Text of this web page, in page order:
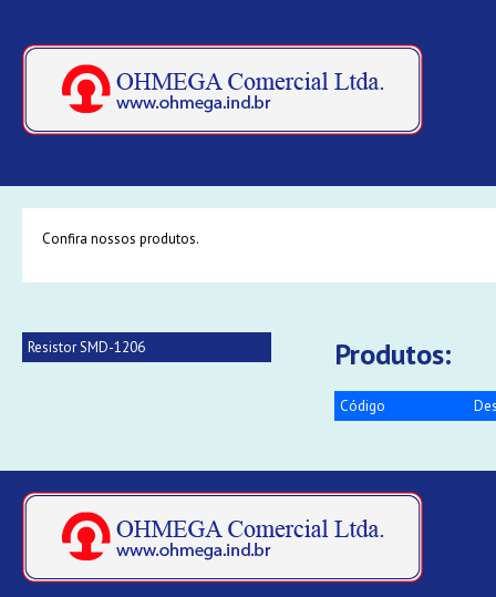
Confira nossos produtos.
Resistor SMD-1206 Produtos:
Código